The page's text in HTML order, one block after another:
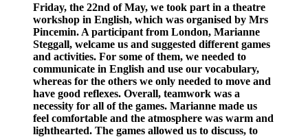
Friday, the 22nd of May, we took part in a theatre
workshop in English, which was organised by Mrs
Pincemin. A participant from London, Marianne
Steggall, welcame us and suggested different games
and activities. For some of them, we needed to
communicate in English and use our vocabulary,
whereas for the others we only needed to move and
have good reflexes. Overall, teamwork was a
necessity for all of the games. Marianne made us
feel comfortable and the atmosphere was warm and
lighthearted. The games allowed us to discuss, to